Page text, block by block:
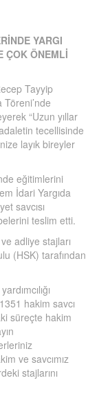
YARGI
ÇOK ÖNEMLİ
Tayyip
Töreni’nde
“Uzun yıllar
tecellisinde
layık bireyler
eğitimlerini
İdari Yargıda
savcısı
teslim etti.
adliye stajları
(HSK) tarafından
hakim savcı
süreçte hakim
ve savcımız
stajlarını